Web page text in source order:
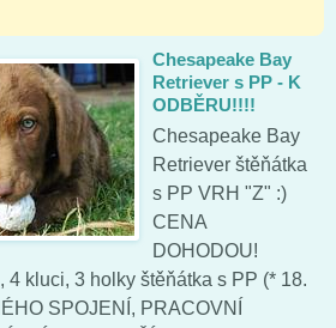
Chesapeake Bay
Retriever s PP - K
ODBĚRU!!!!
Chesapeake Bay
Retriever štěňátka
s PP VRH "Z" :)
CENA
DOHODOU!
kluci, 3 holky štěňátka s PP (* 18.
SPOJENÍ, PRACOVNÍ